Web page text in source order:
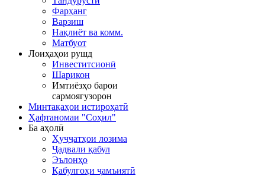
Фарҳанг
Варзиш
Нақлиёт ва комм.
Матбуот
Лоиҳаҳои рушд
Инвеститсионӣ
Шарикон
Имтиёзҳо барои
сармоягузорон
Минтақаҳои истироҳатӣ
Ҳафтаномаи "Соҳил"
Ба аҳолӣ
Ҳуҷҷатҳои лозима
Ҷадвали қабул
Эълонҳо
Қабулгоҳи ҷамъиятӣ